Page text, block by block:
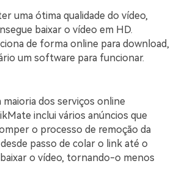
uma ótima qualidade do vídeo,
baixar o vídeo em HD.
de forma online para download,
um software para funcionar.
maioria dos serviços online
inclui vários anúncios que
o processo de remoção da
desde passo de colar o link até o
o vídeo, tornando-o menos